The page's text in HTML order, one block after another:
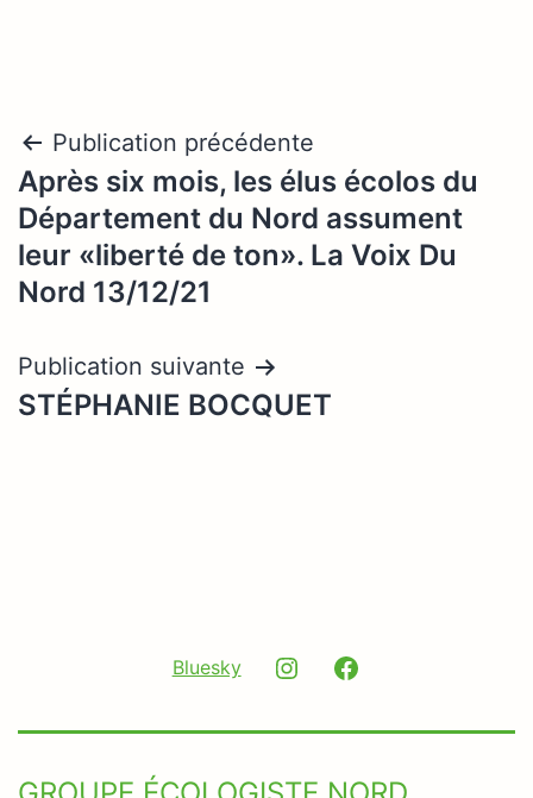
Navigation
de
l’article
Publication précédente
Après six mois, les élus écolos du
Département du Nord assument
leur «liberté de ton». La Voix Du
Nord 13/12/21
Publication suivante
STÉPHANIE BOCQUET
Bluesky Instagram